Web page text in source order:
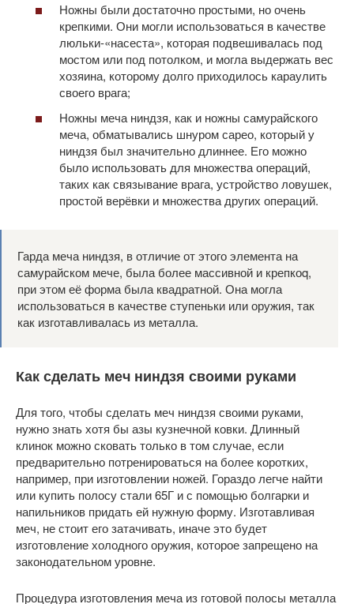
Ножны были достаточно простыми, но очень
крепкими. Они могли использоваться в качестве
люльки-«насеста», которая подвешивалась под
мостом или под потолком, и могла выдержать вес
хозяина, которому долго приходилось караулить
своего врага;
Ножны меча ниндзя, как и ножны самурайского
меча, обматывались шнуром сарео, который у
ниндзя был значительно длиннее. Его можно
было использовать для множества операций,
таких как связывание врага, устройство ловушек,
простой верёвки и множества других операций.
Гарда меча ниндзя, в отличие от этого элемента на
самурайском мече, была более массивной и крепкоq,
при этом её форма была квадратной. Она могла
использоваться в качестве ступеньки или оружия, так
как изготавливалась из металла.
Как сделать меч ниндзя своими руками
Для того, чтобы сделать меч ниндзя своими руками,
нужно знать хотя бы азы кузнечной ковки. Длинный
клинок можно сковать только в том случае, если
предварительно потренироваться на более коротких,
например, при изготовлении ножей. Гораздо легче найти
или купить полосу стали 65Г и с помощью болгарки и
напильников придать ей нужную форму. Изготавливая
меч, не стоит его затачивать, иначе это будет
изготовление холодного оружия, которое запрещено на
законодательном уровне.
Процедура изготовления меча из готовой полосы металла